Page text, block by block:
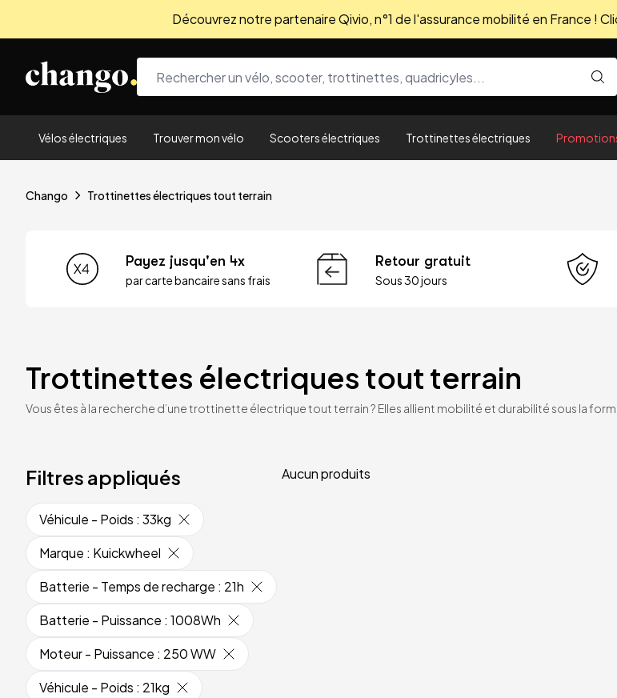
Découvrez notre partenaire Qivio, n°1 de l'assurance mobilité en France !
Vélos électriques Trouver mon vélo Scooters électriques Trottinettes électriques
Chango Trottinettes électriques tout terrain
Payez jusqu'en 4x
par carte bancaire sans frais
Retour gratuit
Sous 30 jours
Trottinettes électriques tout terrain
Vous êtes à la recherche d’une trottinette électrique tout terrain ? Elles allient mobilité et durabilité sous la
Filtres appliqués
Véhicule - Poids : 33kg
Marque : Kuickwheel
Batterie - Temps de recharge : 21h
Batterie - Puissance : 1008Wh
Moteur - Puissance : 250 WW
Véhicule - Poids : 21kg
Aucun produits